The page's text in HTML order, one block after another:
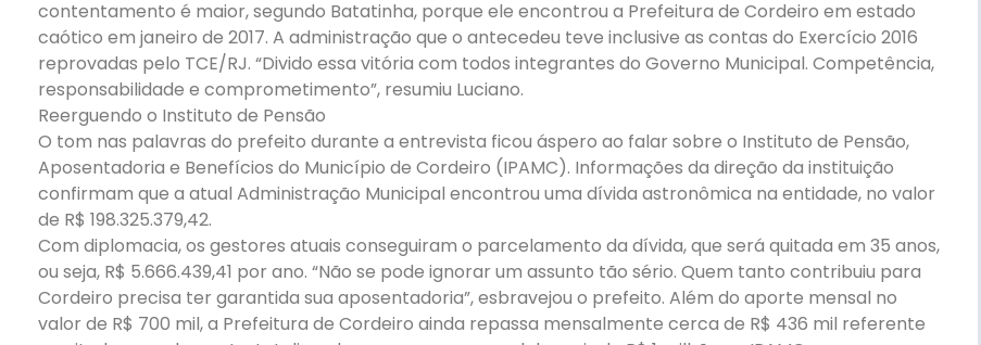
contentamento é maior, segundo Batatinha, porque ele encontrou a Prefeitura de Cordeiro em estado
caótico em janeiro de 2017. A administração que o antecedeu teve inclusive as contas do Exercício 2016
reprovadas pelo TCE/RJ. “Divido essa vitória com todos integrantes do Governo Municipal. Competência,
responsabilidade e comprometimento”, resumiu Luciano.
Reerguendo o Instituto de Pensão
O tom nas palavras do prefeito durante a entrevista ficou áspero ao falar sobre o Instituto de Pensão,
Aposentadoria e Benefícios do Município de Cordeiro (IPAMC). Informações da direção da instituição
confirmam que a atual Administração Municipal encontrou uma dívida astronômica na entidade, no valor
de R$ 198.325.379,42.
Com diplomacia, os gestores atuais conseguiram o parcelamento da dívida, que será quitada em 35 anos,
ou seja, R$ 5.666.439,41 por ano. “Não se pode ignorar um assunto tão sério. Quem tanto contribuiu para
Cordeiro precisa ter garantida sua aposentadoria”, esbravejou o prefeito. Além do aporte mensal no
valor de R$ 700 mil, a Prefeitura de Cordeiro ainda repassa mensalmente cerca de R$ 436 mil referente